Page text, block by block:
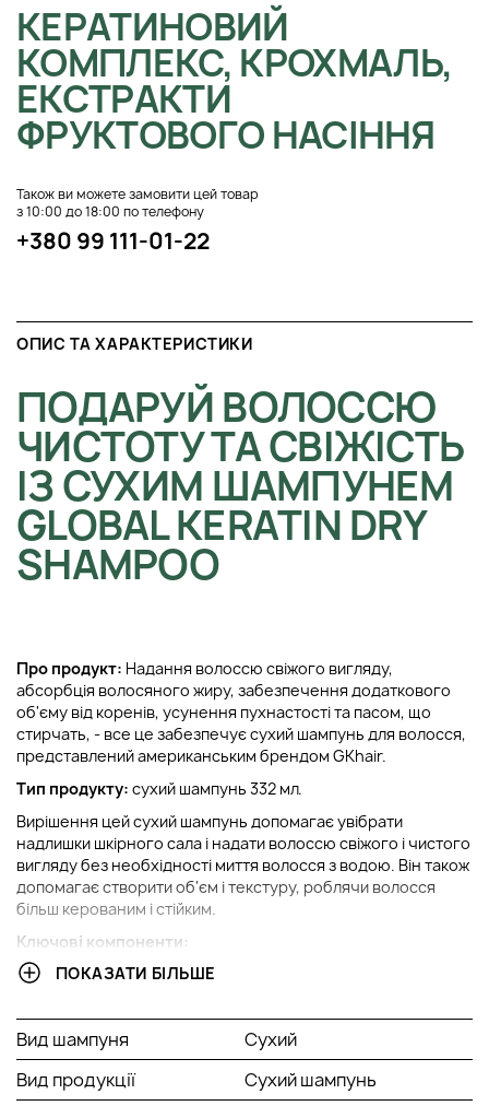
КЕРАТИНОВИЙ
КОМПЛЕКС, КРОХМАЛЬ,
ЕКСТРАКТИ
ФРУКТОВОГО НАСІННЯ
Також ви можете замовити цей товар
з 10:00 до 18:00 по телефону
+380 99 111-01-22
ОПИС ТА ХАРАКТЕРИСТИКИ
ПОДАРУЙ ВОЛОССЮ
ЧИСТОТУ ТА СВІЖІСТЬ
ІЗ СУХИМ ШАМПУНЕМ
GLOBAL KERATIN DRY
SHAMPOO
Про продукт: Надання волоссю свіжого вигляду,
абсорбція волосяного жиру, забезпечення додаткового
об'єму від коренів, усунення пухнастості та пасом, що
стирчать, - все це забезпечує сухий шампунь для волосся,
представлений американським брендом GKhair.
Тип продукту: сухий шампунь 332 мл.
Вирішення цей сухий шампунь допомагає увібрати
надлишки шкірного сала і надати волоссю свіжого і чистого
вигляду без необхідності миття волосся з водою. Він також
допомагає створити об'єм і текстуру, роблячи волосся
більш керованим і стійким.
Ключові компоненти:
Крохмаль натуральних рослин - поглинає волосяний
зачіску; кератин Juvexin - відновлює пошкоджену
структуру локонів, захищає їх від агресивних
зовнішніх впливів;
Екстракти фруктового насіння - живлять волосся,
ПОКАЗАТИ БІЛЬШЕ
Вид шампуня
Сухий
Вид продукції
Сухий шампунь